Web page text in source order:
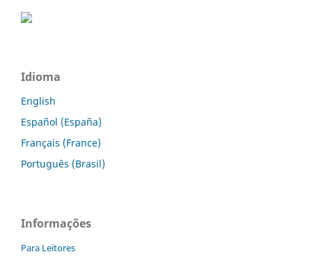
Idioma
English
Español (España)
Français (France)
Português (Brasil)
Informações
Para Leitores